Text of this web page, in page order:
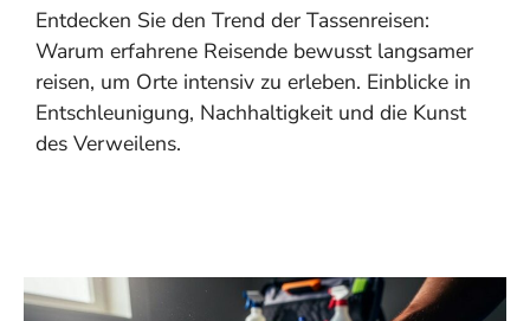
Entdecken Sie den Trend der Tassenreisen:
Warum erfahrene Reisende bewusst langsamer
reisen, um Orte intensiv zu erleben. Einblicke in
Entschleunigung, Nachhaltigkeit und die Kunst
des Verweilens.